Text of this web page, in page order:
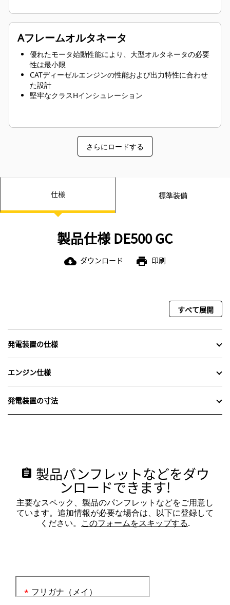
Aフレームオルタネータ
優れたモータ始動性能により、大型オルタネータの必要
性は最小限
CATディーゼルエンジンの性能および出力特性に合わせ
た設計
堅牢なクラスHインシュレーション
さらにロードする
仕様 標準装備
製品仕様 DE500 GC
cloud_download ダウンロード print 印刷
すべて展開
発電装置の仕様
エンジン仕様
発電装置の寸法
assignment 製品パンフレットなどをダウ
ンロードできます!
主要なスペック、製品のパンフレットなどをご用意し
ています。追加情報が必要な場合は、以下に登録して
ください。 このフォームをスキップする.
フリガナ（メイ）
*